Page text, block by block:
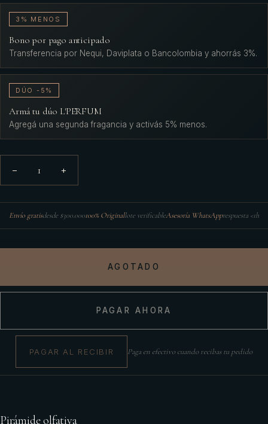
3% MENOS
Bono por pago anticipado
Transferencia por Nequi, Daviplata o Bancolombia y ahorrás 3%.
DÚO -5%
Armá tu dúo L'PERFUM
Agregá una segunda fragancia y activás 5% menos.
− 1 +
Envío gratisdesde $300.000100% Originallote verificableAsesoría WhatsApprespuesta <1h
AGOTADO
PAGAR AHORA
PAGAR AL RECIBIR Paga en efectivo cuando recibas tu pedido
Pirámide olfativa